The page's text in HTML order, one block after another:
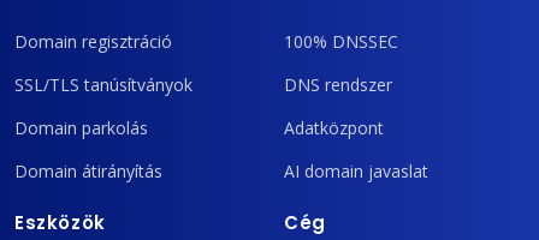
Domain regisztráció
SSL/TLS tanúsítványok
Domain parkolás
Domain átirányítás
100% DNSSEC
DNS rendszer
Adatközpont
AI domain javaslat
Eszközök Cég